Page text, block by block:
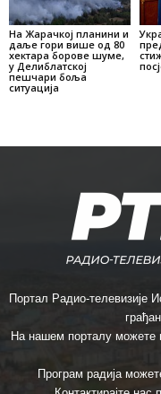
На Жарачкој планини и
даље гори више од 80
хектара борове шуме,
у Делиблатској
пешчари боља
ситуација
Портал Радио-телевизије
На нашем порталу можете
Програм радија